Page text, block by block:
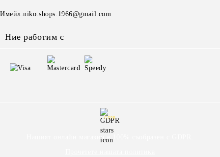
Имейл:niko.shops.1966@gmail.com
Ние работим с
GDPR
Нашият онлайн магазин е 100% съобразен с GDPR.